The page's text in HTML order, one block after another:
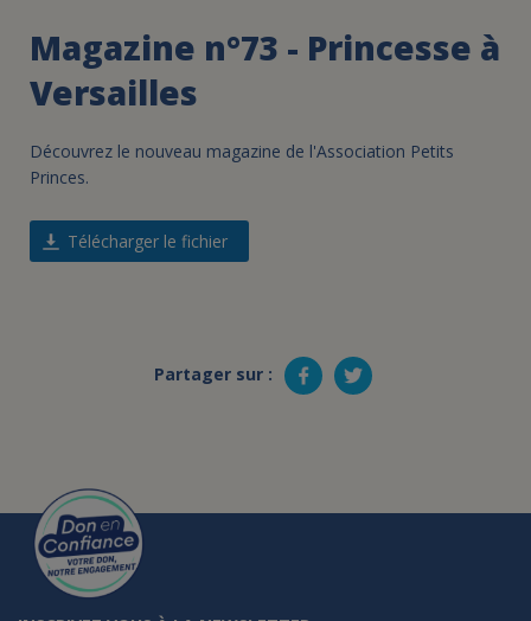
Magazine n°73 - Princesse à
Versailles
Découvrez le nouveau magazine de l'Association Petits
Princes.
Télécharger le fichier
Partager sur :